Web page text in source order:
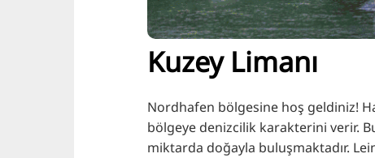
Kuzey Limanı
Nordhafen bölgesine hoş geldiniz!
bölgeye denizcilik karakterini verir.
miktarda doğayla buluşmaktadır.